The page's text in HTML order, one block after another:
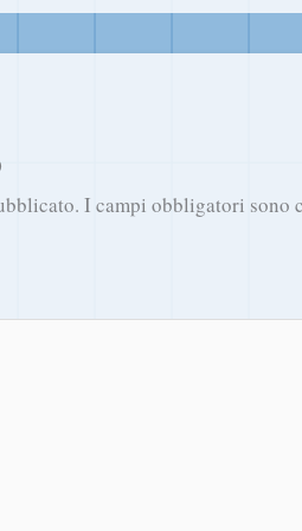
I campi obbligatori sono